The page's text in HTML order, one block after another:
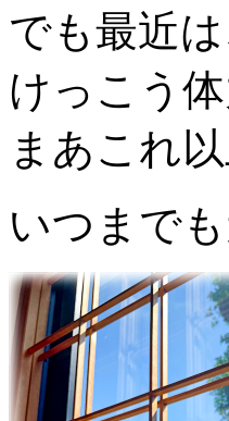
でも最近
けっこう
まあこれ
いつまで